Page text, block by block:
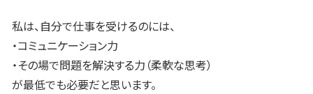
私は、自分で仕事を受けるのには、
・コミュニケーション力
・その場で問題を解決する力（柔軟な思考）
が最低でも必要だと思います。